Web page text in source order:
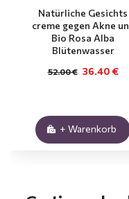
Natürliche Gesichts
creme gegen Аkne
Bio Rosa Alba
Blütenwasser
36.40 €
52.00 €
+ Warenkorb